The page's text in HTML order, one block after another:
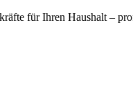
für Ihren Haushalt –